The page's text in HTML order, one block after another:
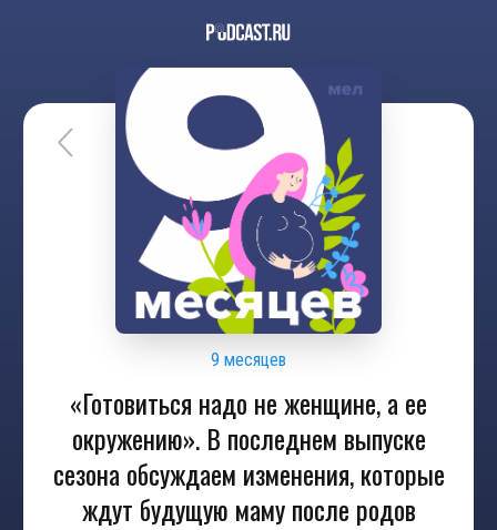
9 месяцев
«Готовиться надо не женщине, а ее
окружению». В последнем выпуске
сезона обсуждаем изменения, которые
ждут будущую маму после родов